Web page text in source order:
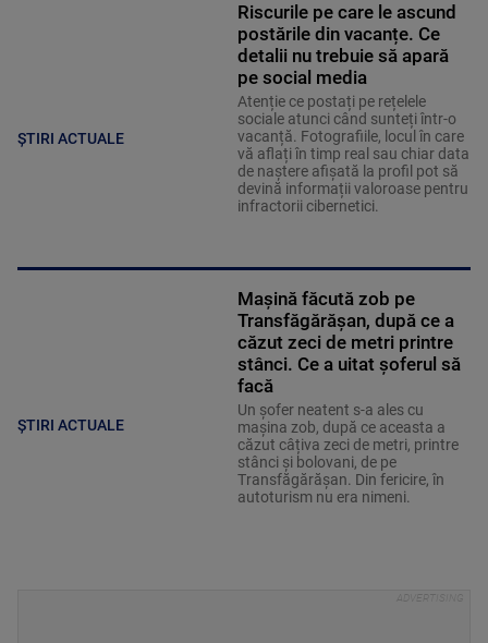
ȘTIRI ACTUALE
Riscurile pe care le ascund
postările din vacanțe. Ce
detalii nu trebuie să apară
pe social media
Atenție ce postați pe rețelele
sociale atunci când sunteți într-o
vacanță. Fotografiile, locul în care
vă aflați în timp real sau chiar data
de naștere afișată la profil pot să
devină informații valoroase pentru
infractorii cibernetici.
ȘTIRI ACTUALE
Mașină făcută zob pe
Transfăgărășan, după ce a
căzut zeci de metri printre
stânci. Ce a uitat șoferul să
facă
Un șofer neatent s-a ales cu
mașina zob, după ce aceasta a
căzut câțiva zeci de metri, printre
stânci și bolovani, de pe
Transfăgărășan. Din fericire, în
autoturism nu era nimeni.